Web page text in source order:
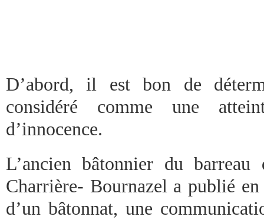
D’abord, il est bon de
considéré comme une
d’innocence.
L’ancien bâtonnier du
Charrière- Bournazel a publié
d’un bâtonnat, une